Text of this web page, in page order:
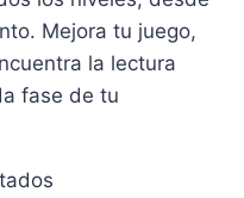
Mejora tu juego,
la lectura
fase de tu